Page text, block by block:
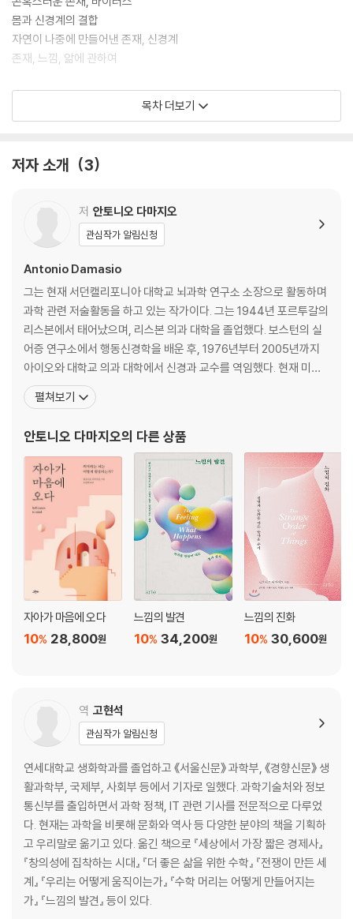
몸과 신경계의 결합
자연이 나중에 만들어낸 존재, 신경계
존재, 느낌, 앎에 관하여
2장 마음과 표상이라는 새로운 기술에 관하여
마음의 내용물
심상은 어떻게 만들어지는가
신경 활동은 어떻게 움직임과 마음이 되는가
마음의 조작
식물의 마음과 찰스 왕세자의 지혜
알고리즘이 만능은 아니다
3장 느낌에 관하여
느낌의 출현
생물학적 효율성과 느낌의 기원
느낌을 구성하는 것은 무엇인가
느낌이 만들어지는 곳
느낌과 내수용감각계
느낌의 기능
느낌이라는 화재경보기
항상성 명령에 따른 느낌
느낌의 사회학
“하지만 이 느낌, 마음 때문만은 아니라오.”
왜 의식인가
마음과 의식은 같은 말이 아니다
의식과 깨어 있음은 다르다
의식의 구축과 해체
확장 의식
뇌는 하늘보다 넓다
느낌이 일으키는 진짜 기적
‘우리가 안다는 것’을 아는 것
지식의 수집
통합은 의식의 원천이 아니다
의식과 주의
중요한 것은 기질이다
목차 더보기
저자 소개 3
저 안토니오 다마지오
관심작가 알림신청
Antonio Damasio
그는 현재 서던캘리포니아 대학교 뇌과학 연구소 소장으로 활동하며
과학 관련 저술활동을 하고 있는 작가이다. 그는 1944년 포르투갈의
리스본에서 태어났으며, 리스본 의과 대학을 졸업했다. 보스턴의 실
어증 연구소에서 행동신경학을 배운 후, 1976년부터 2005년까지
아이오와 대학교 의과 대학에서 신경과 교수를 역임했다. 현재 미국
과학 학회의 의학 협회 회원이며 미국 예술 과학 학회의 특별 회원으
로 홛동 중이다. 그는 첫 책『데카르트의 오류』(1994년)로 '로스엔젤
번역, 출간되었다. 두번째 책인『사건에
펼쳐보기
안토니오 다마지오의 다른 상품
자아가 마음에 오다
28,800원
10%
느낌의 발견
34,200원
10%
느낌의 진화
30,600원
10%
역 고현석
관심작가 알림신청
연세대학교 생화학과를 졸업하고 《서울신문》 과학부, 《경향신문》 생
활과학부, 국제부, 사회부 등에서 기자로 일했다. 과학기술처와 정보
통신부를 출입하면서 과학 정책, IT 관련 기사를 전문적으로 다루었
다. 현재는 과학을 비롯해 문화와 역사 등 다양한 분야의 책을 기획하
고 우리말로 옮기고 있다. 옮긴 책으로 『세상에서 가장 짧은 경제사』
『창의성에 집착하는 시대』 『더 좋은 삶을 위한 수학』 『전쟁이 만든 세
계』 『우리는 어떻게 움직이는가』 『수학 머리는 어떻게 만들어지는
가』 『느낌의 발견』 등이 있다.